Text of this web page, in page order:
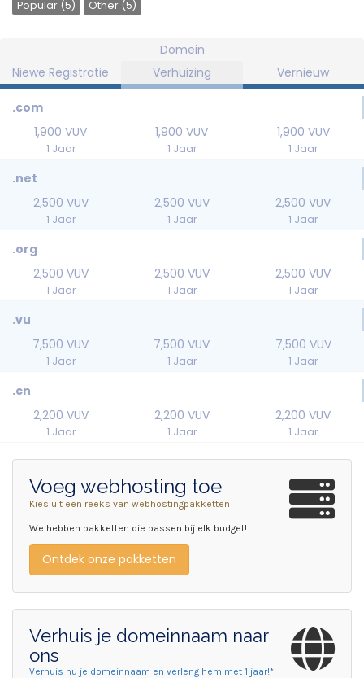
Popular (5) Other (5)
Domein
Niewe Registratie
Verhuizing Vernieuw
.com
1,900 VUV
1 Jaar
1,900 VUV
1 Jaar
1,900 VUV
1 Jaar
.net
2,500 VUV
1 Jaar
2,500 VUV
1 Jaar
2,500 VUV
1 Jaar
.org
2,500 VUV
1 Jaar
2,500 VUV
1 Jaar
2,500 VUV
1 Jaar
.vu
7,500 VUV
1 Jaar
7,500 VUV
1 Jaar
7,500 VUV
1 Jaar
.cn
2,200 VUV
1 Jaar
2,200 VUV
1 Jaar
2,200 VUV
1 Jaar
Voeg webhosting toe
Kies uit een reeks van webhostingpakketten
We hebben pakketten die passen bij elk budget!
Ontdek onze pakketten
Verhuis je domeinnaam naar
ons
Verhuis nu je domeinnaam en verleng hem met 1 jaar!*